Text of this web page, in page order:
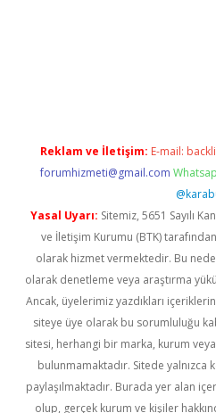
Reklam ve İletişim: E-mail:
forumhizmeti@gmail.com
Yasal Uyarı: Sitemiz, 5651 Sayılı
ve İletişim Kurumu (BTK)
olarak hizmet vermektedir. Bu
olarak denetleme veya araştırma
Ancak, üyelerimiz yazdıkları
siteye üye olarak bu sorumluluğu
sitesi, herhangi bir marka, kurum
bulunmamaktadır. Sitede yalnızca
paylaşılmaktadır. Burada yer alan
olup, gerçek kurum ve kişiler